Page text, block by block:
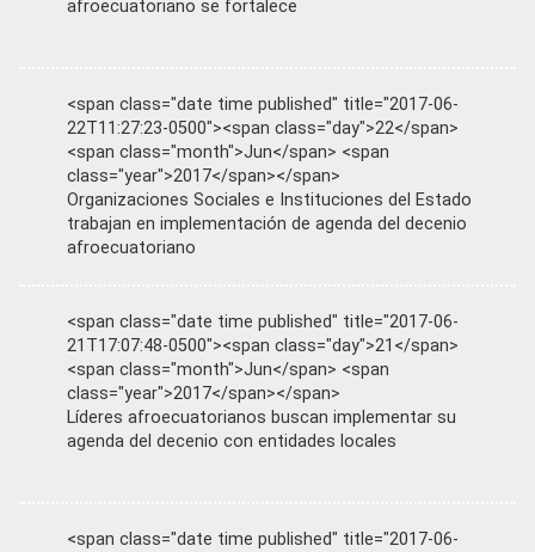
afroecuatoriano se fortalece
<span class="date time published" title="2017-06-
22T11:27:23-0500"><span class="day">22</span>
<span class="month">Jun</span> <span
class="year">2017</span></span>
Organizaciones Sociales e Instituciones del Estado
trabajan en implementación de agenda del decenio
afroecuatoriano
<span class="date time published" title="2017-06-
21T17:07:48-0500"><span class="day">21</span>
<span class="month">Jun</span> <span
class="year">2017</span></span>
Líderes afroecuatorianos buscan implementar su
agenda del decenio con entidades locales
<span class="date time published" title="2017-06-